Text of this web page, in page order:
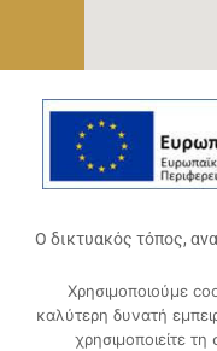
Ο δικτυακός τόπος,
«Ψηφιακό
Επιχειρησιακό
Χρησιμοποιούμε
καλύτερη δυνατή
χρησιμοποιείτε